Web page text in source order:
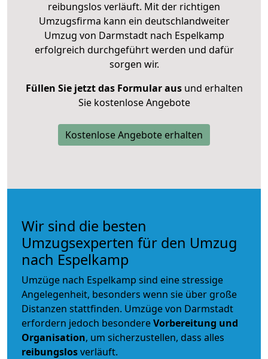
reibungslos verläuft. Mit der richtigen
Umzugsfirma kann ein deutschlandweiter
Umzug von Darmstadt nach Espelkamp
erfolgreich durchgeführt werden und dafür
sorgen wir.
Füllen Sie jetzt das Formular ausund erhalten
Sie kostenlose Angebote
Kostenlose Angebote erhalten
Wir sind die besten
Umzugsexperten für den Umzug
nach Espelkamp
Umzüge nach Espelkamp sind eine stressige
Angelegenheit, besonders wenn sie über große
Distanzen stattfinden. Umzüge von Darmstadt
erfordern jedoch besondereVorbereitung und
Organisation, um sicherzustellen, dass alles
reibungslosverläuft.